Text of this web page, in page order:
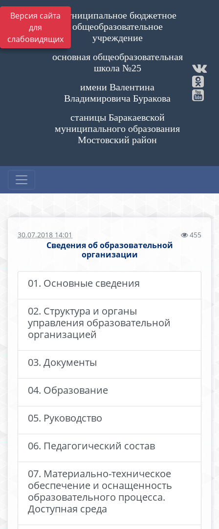
Версия сайта
для
слабовидящих
Муниципальное бюджетное
общеобразовательное
учреждение
основная общеобразовательная
школа №25
имени Валентина
Владимировича Буракова
станицы Баракаевской
муниципального образования
Мостовский район
30.07.2018 14:01 455
Сведения об образовательной
организации
01. Основные сведения
02. Структура и органы
управления образовательной
организацией
03. Документы
04. Образование
05. Руководство
06. Педагогический состав
07. Материально-техническое
обеспечение и оснащенность
образовательного процесса.
Доступная среда